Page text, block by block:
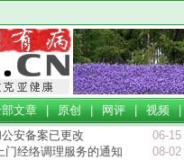
文章|原创|网评|视频
安备案已更改
06-15
门经络调理服务的通知
08-02